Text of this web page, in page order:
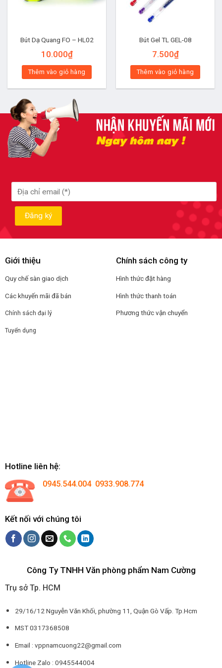
Bút Dạ Quang FO – HL02
10.000₫
Thêm vào giỏ hàng
Bút Gel TL GEL-08
7.500₫
Thêm vào giỏ hàng
Giới thiệu
Quy chế sàn giao dịch
Các khuyến mãi đã bán
Chính sách đại lý
Tuyển dụng
Chính sách công ty
Hình thức đặt hàng
Hình thức thanh toán
Phương thức vận chuyển
Hotline liên hệ:
0945.544.004 0933.908.774
Kết nối với chúng tôi
Công Ty TNHH Văn phòng phẩm Nam Cường
Trụ sở Tp. HCM
29/16/12 Nguyễn Văn Khối, phường 11, Quận Gò Vấp. Tp.Hcm
MST 0317368508
Email : vppnamcuong22@gmail.com
Hotline Zalo : 0945544004